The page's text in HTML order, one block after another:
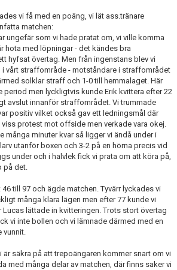
vi få med en poäng, vi lät ass.tränare
matchen:
ungefär som vi hade pratat om, vi ville komma
hota med löpningar - det kändes bra
hyfsat övertag. Men från ingenstans blev vi
vårt straffområde - motståndare i straffområdet
solklar straff och 1-0 till hemmalaget. Här
period men lyckligtvis kunde Erik kvittera efter 22
avslut innanför straffområdet. Vi trummade
positiv vilket också gav ett ledningsmål där
protest mot offside men verkade vara okej.
många minuter kvar så ligger vi ändå under i
utanför boxen och 3-2 på en hörna precis vid
under och i halvlek fick vi prata om att köra på,
på det.
till 97 och ägde matchen. Tyvärr lyckades vi
många klara lägen men efter 77 kunde vi
lättade in kvitteringen. Trots stort övertag
vi inte bollen och vi lämnade därmed med en
vunnit.
är säkra på att trepoängaren kommer snart om vi
med många delar av matchen, där finns saker vi